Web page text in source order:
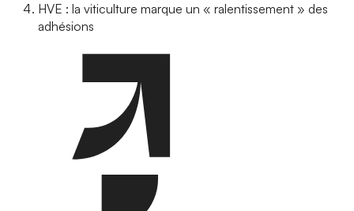
HVE : la viticulture marque un « ralentissement » des
adhésions